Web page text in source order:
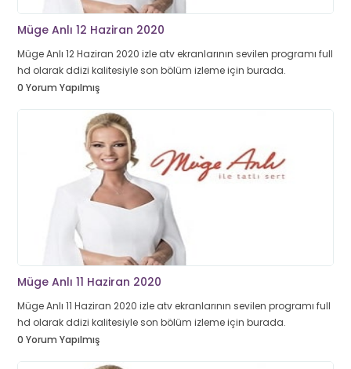
Müge Anlı 12 Haziran 2020
Müge Anlı 12 Haziran 2020 izle atv ekranlarının sevilen programı full
hd olarak ddizi kalitesiyle son bölüm izleme için burada.
0 Yorum Yapılmış
Müge Anlı 11 Haziran 2020
Müge Anlı 11 Haziran 2020 izle atv ekranlarının sevilen programı full
hd olarak ddizi kalitesiyle son bölüm izleme için burada.
0 Yorum Yapılmış